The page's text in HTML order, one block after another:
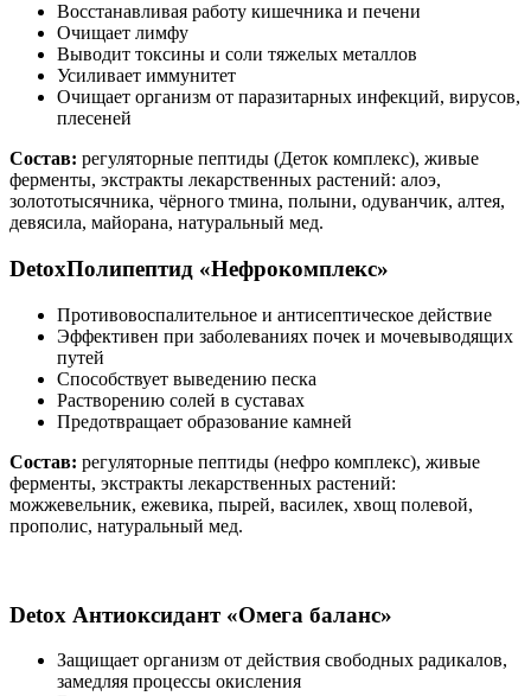
Восстанавливая работу кишечника и печени
Очищает лимфу
Выводит токсины и соли тяжелых металлов
Усиливает иммунитет
Очищает организм от паразитарных инфекций, вирусов,
плесеней
Состав: регуляторные пептиды (Деток комплекс), живые
ферменты, экстракты лекарственных растений: алоэ,
золототысячника, чёрного тмина, полыни, одуванчик, алтея,
девясила, майорана, натуральный мед.
DetoxПолипептид «Нефрокомплекс»
Противовоспалительное и антисептическое действие
Эффективен при заболеваниях почек и мочевыводящих
путей
Способствует выведению песка
Растворению солей в суставах
Предотвращает образование камней
Состав: регуляторные пептиды (нефро комплекс), живые
ферменты, экстракты лекарственных растений:
можжевельник, ежевика, пырей, василек, хвощ полевой,
прополис, натуральный мед.
Detox Антиоксидант «Омега баланс»
Защищает организм от действия свободных радикалов,
замедляя процессы окисления